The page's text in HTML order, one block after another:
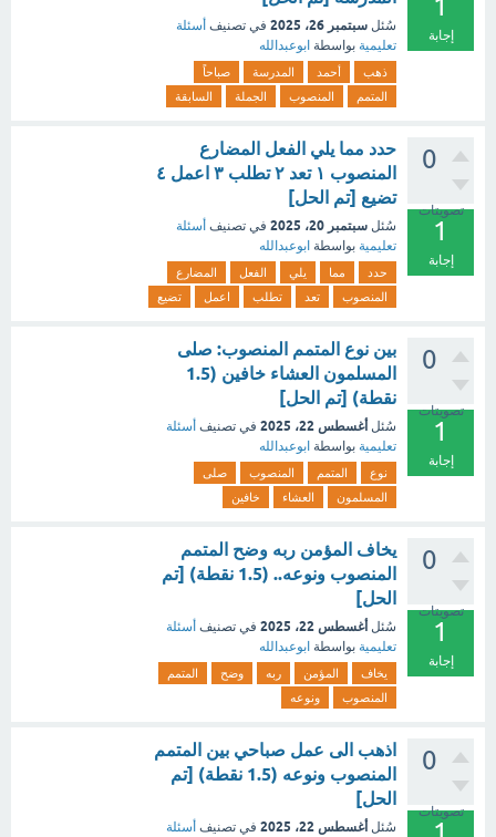
1
إجابة
سُئل سبتمبر 26، 2025 في تصنيف أسئلة
تعليمية بواسطة ابوعبدالله
ذهب أحمد المدرسة
صباحاً
المتمم
المنصوب الجملة السابقة
0
تصويتات
1
إجابة
حدد مما يلي الفعل المضارع
المنصوب ١ تعد ٢ تطلب ٣ اعمل ٤
تضيع [تم الحل]
سُئل سبتمبر 20، 2025 في تصنيف أسئلة
تعليمية بواسطة ابوعبدالله
حدد مما يلي الفعل
المضارع
المنصوب
تعد تطلب اعمل تضيع
0
تصويتات
1
إجابة
بين نوع المتمم المنصوب: صلى
المسلمون العشاء خافين (1.5
نقطة) [تم الحل]
سُئل أغسطس 22، 2025 في تصنيف أسئلة
تعليمية بواسطة ابوعبدالله
نوع المتمم المنصوب
صلى
المسلمون
العشاء خافين
0
تصويتات
1
إجابة
يخاف المؤمن ربه وضح المتمم
المنصوب ونوعه.. (1.5 نقطة) [تم
الحل]
سُئل أغسطس 22، 2025 في تصنيف أسئلة
تعليمية بواسطة ابوعبدالله
يخاف المؤمن ربه وضح
المتمم
المنصوب
ونوعه
0
تصويتات
اذهب الى عمل صباحي بين المتمم
المنصوب ونوعه (1.5 نقطة) [تم
الحل]
سُئل أغسطس 22، 2025 في تصنيف أسئلة